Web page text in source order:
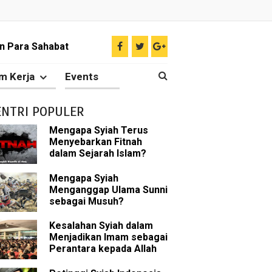
Para Sahabat
Ilmu Ghaib?
Nabi
Sunni
bin Affan
tentang Khalifah
Kerja Events
POPULER
Mengapa Syiah Terus
Menyebarkan Fitnah
dalam Sejarah Islam?
Mengapa Syiah
Menganggap Ulama Sunni
sebagai Musuh?
Kesalahan Syiah dalam
Menjadikan Imam sebagai
Perantara kepada Allah